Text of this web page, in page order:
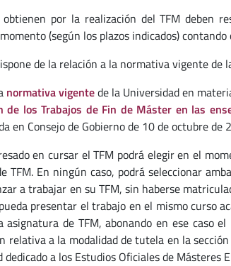
obtienen por la realización del TFM deben
(según los plazos indicados)
de la relación a la normativa vigente de
normativa vigentede la Universidad en
de los Trabajos de Fin de Máster en las
en Consejo de Gobierno de 10 de octubre de
en cursar el TFM podrá elegir en el
TFM. En ningún caso, podrá seleccionar
a trabajar en su TFM, sin haberse
presentar el trabajo en el mismo curso
de TFM, abonando en ese caso
relativa a la modalidad de tutela en la
a los Estudios Oficiales de Másteres